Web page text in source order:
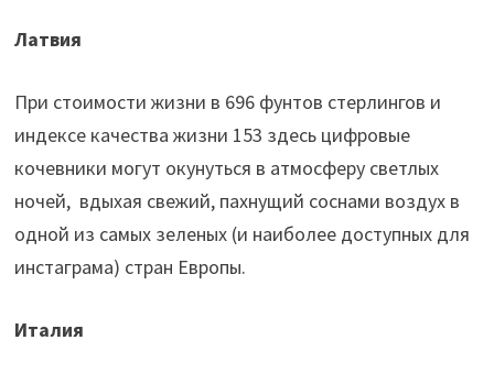
Латвия
При стоимости жизни в 696 фунтов стерлингов и
индексе качества жизни 153 здесь цифровые
кочевники могут окунуться в атмосферу светлых
ночей, вдыхая свежий, пахнущий соснами воздух в
одной из самых зеленых (и наиболее доступных для
инстаграма) стран Европы.
Италия